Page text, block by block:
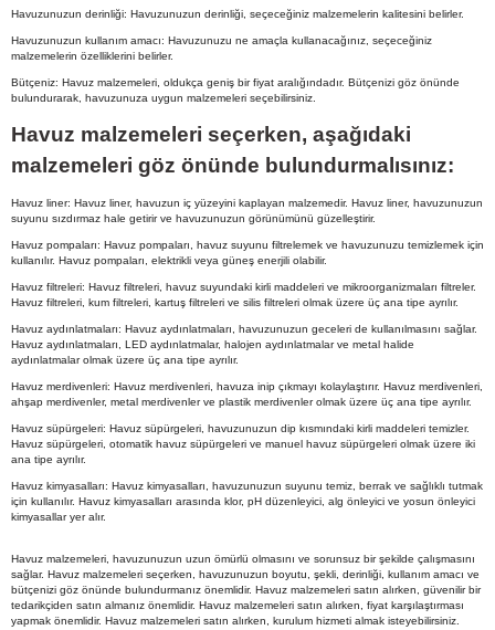
Havuzunuzun derinliği: Havuzunuzun derinliği, seçeceğiniz malzemelerin kalitesini belirler.
Havuzunuzun kullanım amacı: Havuzunuzu ne amaçla kullanacağınız, seçeceğiniz
malzemelerin özelliklerini belirler.
Bütçeniz: Havuz malzemeleri, oldukça geniş bir fiyat aralığındadır. Bütçenizi göz önünde
bulundurarak, havuzunuza uygun malzemeleri seçebilirsiniz.
Havuz malzemeleri seçerken, aşağıdaki
malzemeleri göz önünde bulundurmalısınız:
Havuz liner: Havuz liner, havuzun iç yüzeyini kaplayan malzemedir. Havuz liner, havuzunuzun
suyunu sızdırmaz hale getirir ve havuzunuzun görünümünü güzelleştirir.
Havuz pompaları: Havuz pompaları, havuz suyunu filtrelemek ve havuzunuzu temizlemek için
kullanılır. Havuz pompaları, elektrikli veya güneş enerjili olabilir.
Havuz filtreleri: Havuz filtreleri, havuz suyundaki kirli maddeleri ve mikroorganizmaları filtreler.
Havuz filtreleri, kum filtreleri, kartuş filtreleri ve silis filtreleri olmak üzere üç ana tipe ayrılır.
Havuz aydınlatmaları: Havuz aydınlatmaları, havuzunuzun geceleri de kullanılmasını sağlar.
Havuz aydınlatmaları, LED aydınlatmalar, halojen aydınlatmalar ve metal halide
aydınlatmalar olmak üzere üç ana tipe ayrılır.
Havuz merdivenleri: Havuz merdivenleri, havuza inip çıkmayı kolaylaştırır. Havuz merdivenleri,
ahşap merdivenler, metal merdivenler ve plastik merdivenler olmak üzere üç ana tipe ayrılır.
Havuz süpürgeleri: Havuz süpürgeleri, havuzunuzun dip kısmındaki kirli maddeleri temizler.
Havuz süpürgeleri, otomatik havuz süpürgeleri ve manuel havuz süpürgeleri olmak üzere iki
ana tipe ayrılır.
Havuz kimyasalları: Havuz kimyasalları, havuzunuzun suyunu temiz, berrak ve sağlıklı tutmak
için kullanılır. Havuz kimyasalları arasında klor, pH düzenleyici, alg önleyici ve yosun önleyici
kimyasallar yer alır.
Havuz malzemeleri, havuzunuzun uzun ömürlü olmasını ve sorunsuz bir şekilde çalışmasını
sağlar. Havuz malzemeleri seçerken, havuzunuzun boyutu, şekli, derinliği, kullanım amacı ve
bütçenizi göz önünde bulundurmanız önemlidir. Havuz malzemeleri satın alırken, güvenilir bir
tedarikçiden satın almanız önemlidir. Havuz malzemeleri satın alırken, fiyat karşılaştırması
yapmak önemlidir. Havuz malzemeleri satın alırken, kurulum hizmeti almak isteyebilirsiniz.